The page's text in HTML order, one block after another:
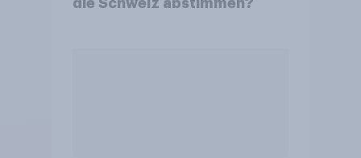
die Schweiz abstimmen?